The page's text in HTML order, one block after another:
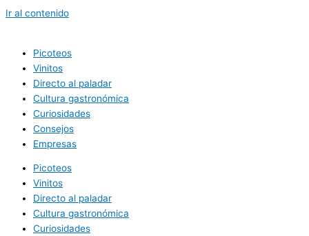
Ir al contenido
Picoteos
Vinitos
Directo al paladar
Cultura gastronómica
Curiosidades
Consejos
Empresas
Picoteos
Vinitos
Directo al paladar
Cultura gastronómica
Curiosidades